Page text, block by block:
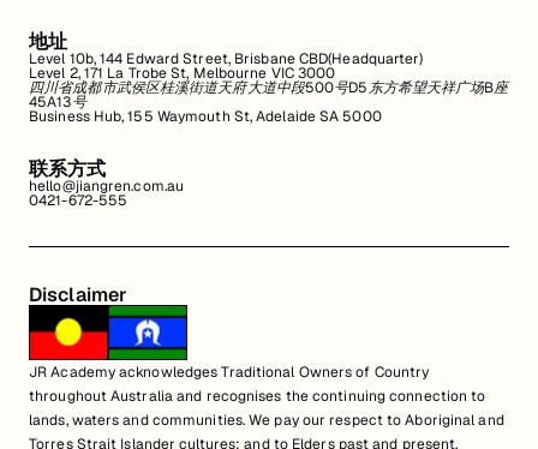
地址
Level 10b, 144 Edward Street, Brisbane CBD(Headquarter)
Level 2, 171 La Trobe St, Melbourne VIC 3000
四川省成都市武侯区桂溪街道天府大道中段500号D5东方希望天祥广场B座
45A13号
Business Hub, 155 Waymouth St, Adelaide SA 5000
联系方式
hello@jiangren.com.au
0421-672-555
Disclaimer
JR Academy acknowledges Traditional Owners of Country
throughout Australia and recognises the continuing connection to
lands, waters and communities. We pay our respect to Aboriginal and
Torres Strait Islander cultures; and to Elders past and present.